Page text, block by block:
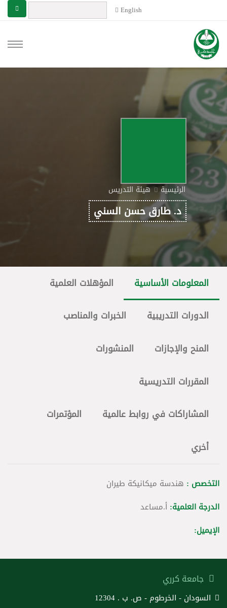
English
الرئيسية هيئة التدريس
د. طارق حسن السني
المعلومات الأساسية المؤهلات العلمية
الدورات التدريبية الخبرات والمناصب
المنح والإجازات المنشورات
المقررات التدريسية
المشاراكات في روابط عالمية المؤتمرات
أخري
التخصص : هندسة ميكانيكة طيران
الدرجة العلمية: أ.مساعد
الإيميل:
جامعة كرري
السودان - الخرطوم - ص. ب . 12304